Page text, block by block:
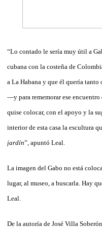
“Lo contado le sería muy útil a
cubana con la costeña de
a La Habana y que él quería
—y para rememorar ese
quise colocar, con el apoyo y la
interior de esta casa la escultura
jardín”, apuntó Leal.
La imagen del Gabo no está
lugar, al museo, a buscarla. Hay
Leal.
De la autoría de José Villa